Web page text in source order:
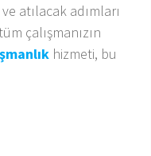
atılacak adımları
çalışmanızın
hizmeti, bu